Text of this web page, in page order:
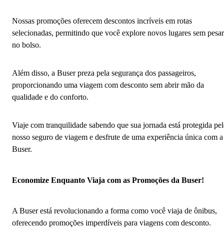
Nossas promoções oferecem descontos incríveis em rotas
selecionadas, permitindo que você explore novos lugares sem pesar
no bolso.
Além disso, a Buser preza pela segurança dos passageiros,
proporcionando uma viagem com desconto sem abrir mão da
qualidade e do conforto.
Viaje com tranquilidade sabendo que sua jornada está protegida
nosso seguro de viagem e desfrute de uma experiência única com a
Buser.
Economize Enquanto Viaja com as Promoções da Buser!
A Buser está revolucionando a forma como você viaja de ônibus,
oferecendo promoções imperdíveis para viagens com desconto.